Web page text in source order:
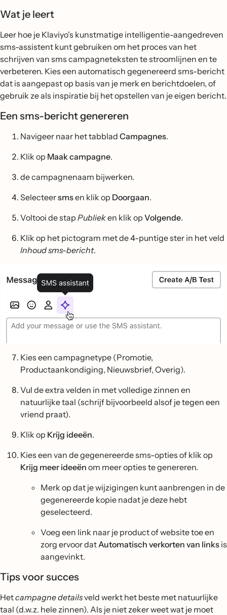
Wat je leert
Leer hoe je Klaviyo's kunstmatige intelligentie-aangedreven
sms-assistent kunt gebruiken om het proces van het
schrijven van sms campagneteksten te stroomlijnen en te
verbeteren. Kies een automatisch gegenereerd sms-bericht
dat is aangepast op basis van je merk en berichtdoelen, of
gebruik ze als inspiratie bij het opstellen van je eigen bericht.
Een sms-bericht genereren
Navigeer naar het tabblad Campagnes.
Klik op Maak campagne.
de campagnenaam bijwerken.
Selecteersmsen klik op Doorgaan.
Voltooi de stap Publieken klik op Volgende.
Klik op het pictogram met de 4-puntige ster in het veld
Inhoud sms-bericht.
Kies een campagnetype (Promotie,
Productaankondiging, Nieuwsbrief, Overig).
Vul de extra velden in met volledige zinnen en
natuurlijke taal (schrijf bijvoorbeeld alsof je tegen een
vriend praat).
Klik op Krijg ideeën.
Kies een van de gegenereerde sms-opties of klik op
Krijg meer ideeën om meer opties te genereren.
Merk op dat je wijzigingen kunt aanbrengen in de
gegenereerde kopie nadat je deze hebt
geselecteerd.
Voeg een link naar je product of website toe en
zorg ervoor dat Automatisch verkorten van links is
aangevinkt.
Tips voor succes
Hetcampagne detailsveld werkt het beste met natuurlijke
taal (d.w.z. hele zinnen). Als je niet zeker weet wat je moet